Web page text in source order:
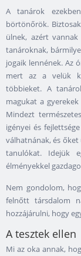
A tanárok
börtönőrök.
ülnek, azért
tanároknak,
jogaik lennének. Az
mert az a velük
többieket. A
magukat a
Mindezt
igényei és
válhatnának, és
tanulókat. Idejük
élményekkel
Nem gondolom,
felnőtt társdalom
hozzájárulni, hogy
A tesztek ellen
Mi az oka annak,